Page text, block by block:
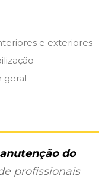
e exteriores
geral
do
profissionais